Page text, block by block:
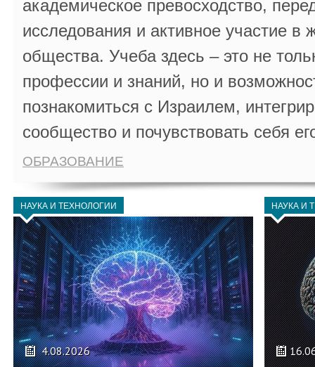
академическое превосходство,
исследования и активное участие в
общества. Учеба здесь – это не
профессии и знаний, но и
познакомиться с Израилем,
сообщество и почувствовать себя
ОБРАЗОВАНИЕ
НАУКА И ТЕХНОЛОГИИ
4.08.2026
НАУКА И